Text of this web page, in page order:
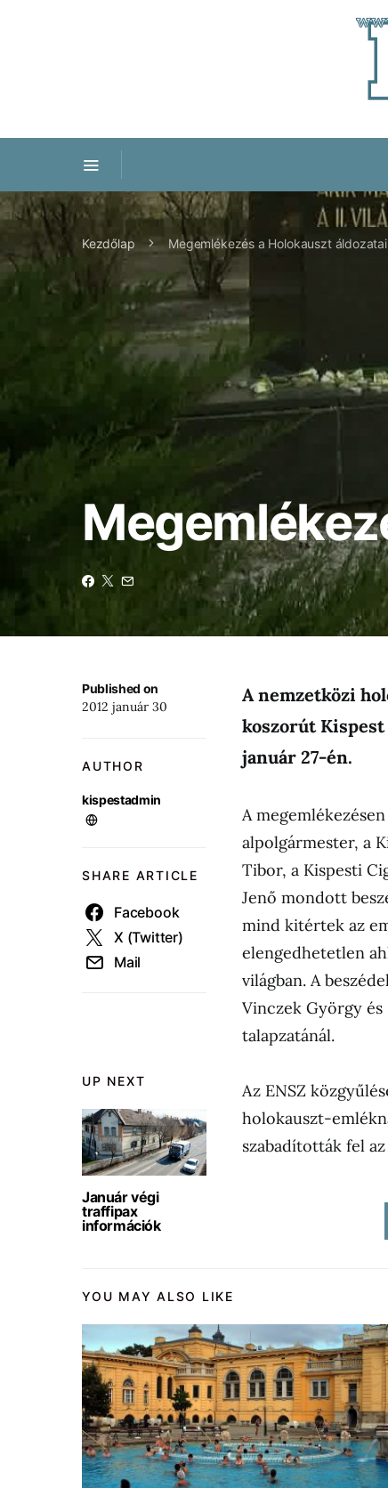
Kezdőlap Megemlékezés a Holokauszt
UP NEXT
Január végi
traffipax
információk
Published on
2012 január 30
AUTHOR
kispestadmin
SHARE ARTICLE
Facebook
X (Twitter)
Mail
A nemzetközi
koszorút
január 27-én.
A
alpolgármester, a
Tibor, a Kispesti
Jenő mondott
mind kitértek az
elengedhetetlen
világban. A
Vinczek György és
talapzatánál.
Az ENSZ
holokauszt-
szabadították fel
YOU MAY ALSO LIKE